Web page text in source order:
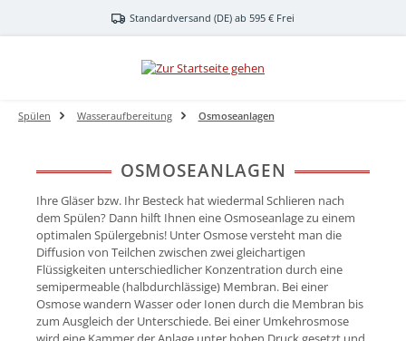
Zum Hauptinhalt springenStandardversand (DE) ab 595 € Frei
Spülen Wasseraufbereitung Osmoseanlagen
OSMOSEANLAGEN
Ihre Gläser bzw. Ihr Besteck hat wiedermal Schlieren nach
dem Spülen? Dann hilft Ihnen eine Osmoseanlage zu einem
optimalen Spülergebnis! Unter Osmose versteht man die
Diffusion von Teilchen zwischen zwei gleichartigen
Flüssigkeiten unterschiedlicher Konzentration durch eine
semipermeable (halbdurchlässige) Membran. Bei einer
Osmose wandern Wasser oder Ionen durch die Membran bis
zum Ausgleich der Unterschiede. Bei einer Umkehrosmose